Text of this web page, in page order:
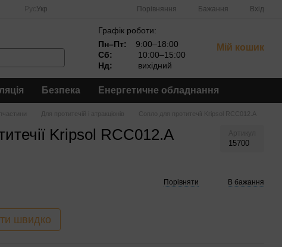
Укр Порівняння Бажання Вхід
Графік роботи:
Пн–Пт:
9:00–18:00
Сб:
10:00–15:00
Нд:
вихідний
Мій кошик
Безпека Енергетичне обладнання
Для протитечій і атракціонів Сопло для протитечії Kripsol RCC012.A
Kripsol RCC012.A 15700
Порівняти В бажання
швидко